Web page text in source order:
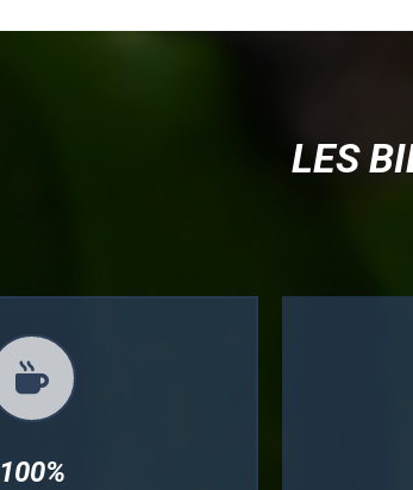
LES
100%